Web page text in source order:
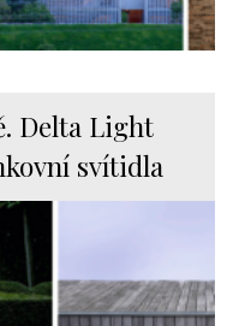
Delta Light
svítidla